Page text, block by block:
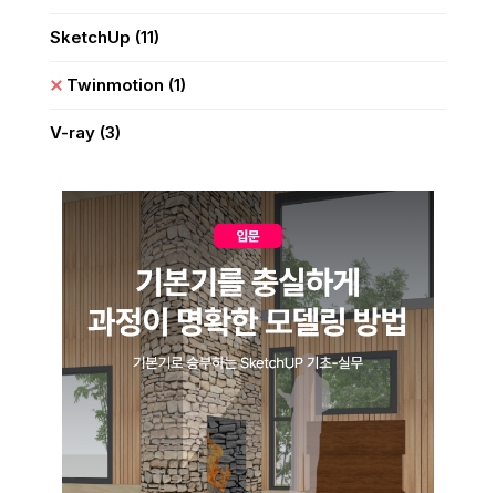
SketchUp (11)
Twinmotion (1)
V-ray (3)